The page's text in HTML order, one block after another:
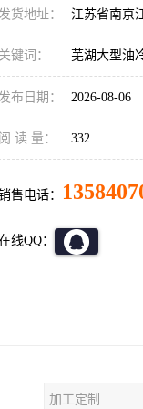
货地址： 江苏省南京
关键词： 芜湖大型油
布日期： 2026-08-06
阅 读 量： 332
售电话：
线QQ：
加工定制